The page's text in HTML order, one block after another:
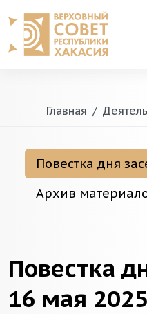
Главная
Повестка дня
Архив
Повестка
16 мая